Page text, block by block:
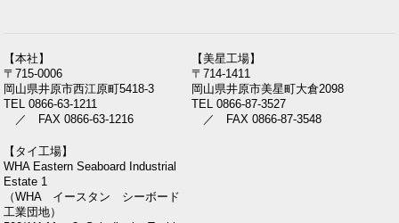
【本社】
〒715-0006
岡山県井原市西江原町5418-3
TEL 0866-63-1211
／ FAX 0866-63-1216
【美星工場】
〒714-1411
岡山県井原市美星町大倉2098
TEL 0866-87-3527
／ FAX 0866-87-3548
【タイ工場】
WHA Eastern Seaboard Industrial
Estate 1
（WHA イースタン シーボード
工業団地）